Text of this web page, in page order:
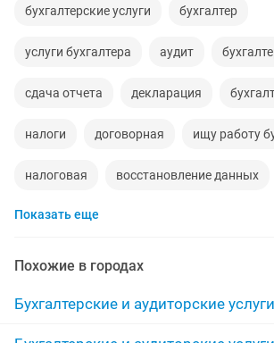
бухгалтерские услуги бухгалтер
услуги бухгалтера аудит
сдача отчета декларация
налоги договорная ищу работу
налоговая восстановление данных
налоговые отчеты
ведение ип казахский счет
курсы бухгалтерии патент отчет
Показать еще
Похожие в городах
Бухгалтерские и аудиторские